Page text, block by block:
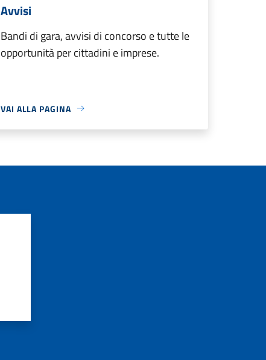
Avvisi
Bandi di gara, avvisi di concorso e tutte le
opportunità per cittadini e imprese.
VAI ALLA PAGINA